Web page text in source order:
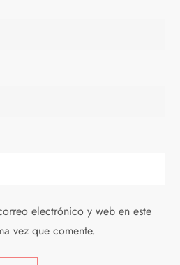
electrónico y web en este
vez que comente.